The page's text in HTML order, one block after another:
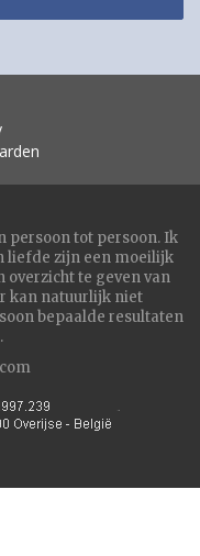
persoon tot persoon. Ik
liefde zijn een moeilijk
overzicht te geven van
kan natuurlijk niet
bepaalde resultaten